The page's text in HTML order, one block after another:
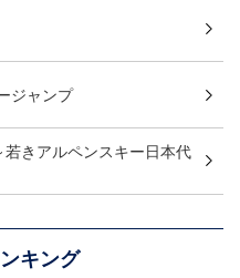
キング
ジャンプ
若きアルペンスキー日本代